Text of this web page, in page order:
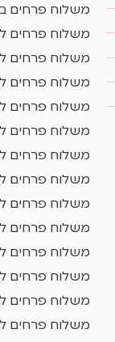
משלוח פרחים
משלוח פרחים
משלוח פרחים
משלוח פרחים
משלוח פרחים
משלוח פרחים
משלוח פרחים
משלוח פרחים
משלוח פרחים
משלוח פרחים
משלוח פרחים
משלוח פרחים
משלוח פרחים
משלוח פרחים